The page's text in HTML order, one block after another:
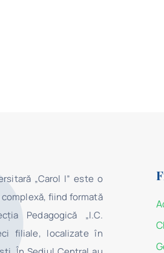
„Carol I” este o
fiind formată
Pedagogică „I.C.
filiale, localizate în